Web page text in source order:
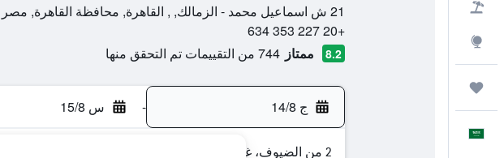
21 ش اسماعيل محمد - الزمالك, , القاهرة, محافظة القاهرة, مصر
+20 227 353 634
8.2 ممتاز 744 من التقييمات تم التحقق منها
ج 14/8 - س 15/8
2 من الضيوف، غرفة واحدة